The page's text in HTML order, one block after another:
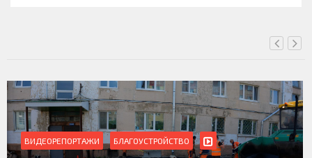
ВИДЕОРЕПОРТАЖИ БЛАГОУСТРОЙСТВО